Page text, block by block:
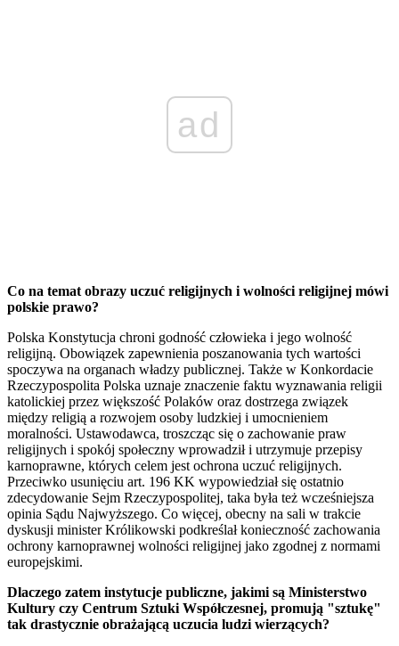
ad
Co na temat obrazy uczuć religijnych i wolności religijnej mówi
polskie prawo?
Polska Konstytucja chroni godność człowieka i jego wolność
religijną. Obowiązek zapewnienia poszanowania tych wartości
spoczywa na organach władzy publicznej. Także w Konkordacie
Rzeczypospolita Polska uznaje znaczenie faktu wyznawania religii
katolickiej przez większość Polaków oraz dostrzega związek
między religią a rozwojem osoby ludzkiej i umocnieniem
moralności. Ustawodawca, troszcząc się o zachowanie praw
religijnych i spokój społeczny wprowadził i utrzymuje przepisy
karnoprawne, których celem jest ochrona uczuć religijnych.
Przeciwko usunięciu art. 196 KK wypowiedział się ostatnio
zdecydowanie Sejm Rzeczypospolitej, taka była też wcześniejsza
opinia Sądu Najwyższego. Co więcej, obecny na sali w trakcie
dyskusji minister Królikowski podkreślał konieczność zachowania
ochrony karnoprawnej wolności religijnej jako zgodnej z normami
europejskimi.
Dlaczego zatem instytucje publiczne, jakimi są Ministerstwo
Kultury czy Centrum Sztuki Współczesnej, promują "sztukę"
tak drastycznie obrażającą uczucia ludzi wierzących?